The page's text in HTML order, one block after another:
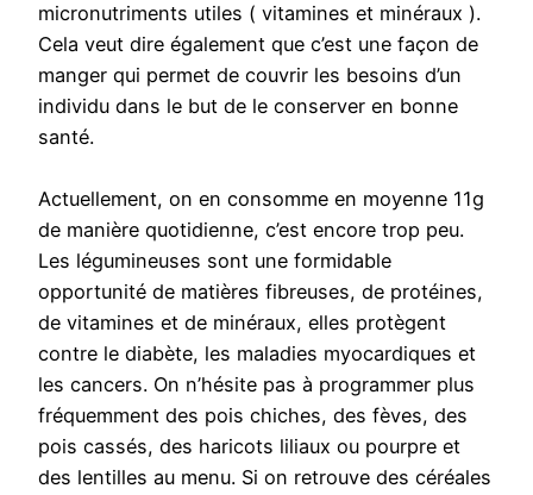
micronutriments utiles ( vitamines et minéraux ).
Cela veut dire également que c’est une façon de
manger qui permet de couvrir les besoins d’un
individu dans le but de le conserver en bonne
santé.
Actuellement, on en consomme en moyenne 11g
de manière quotidienne, c’est encore trop peu.
Les légumineuses sont une formidable
opportunité de matières fibreuses, de protéines,
de vitamines et de minéraux, elles protègent
contre le diabète, les maladies myocardiques et
les cancers. On n’hésite pas à programmer plus
fréquemment des pois chiches, des fèves, des
pois cassés, des haricots liliaux ou pourpre et
des lentilles au menu. Si on retrouve des céréales